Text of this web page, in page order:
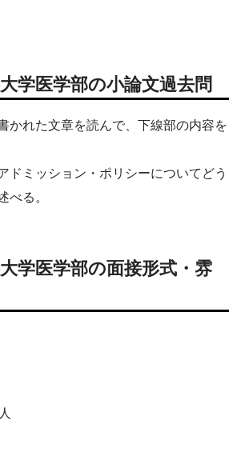
学医学部の小論文過去問
かれた文章を読んで、下線部の内容を
ドミッション・ポリシーについてどう
る。
学医学部の面接形式・雰